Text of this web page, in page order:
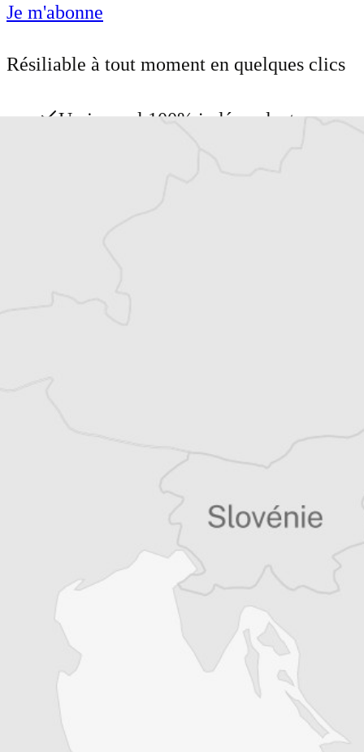
Je m'abonne
Résiliable à tout moment en quelques clics
Un journal 100% indépendant